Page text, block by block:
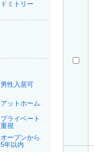
ドミトリー
男性入居可
アットホーム
プライベート
重視
オープンから
5年以内